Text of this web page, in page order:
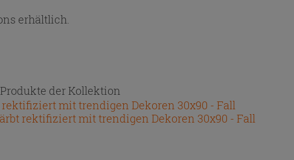
erhältlich.
der Kollektion
mit trendigen Dekoren 30x90 - Fall
rektifiziert mit trendigen Dekoren 30x90 - Fall